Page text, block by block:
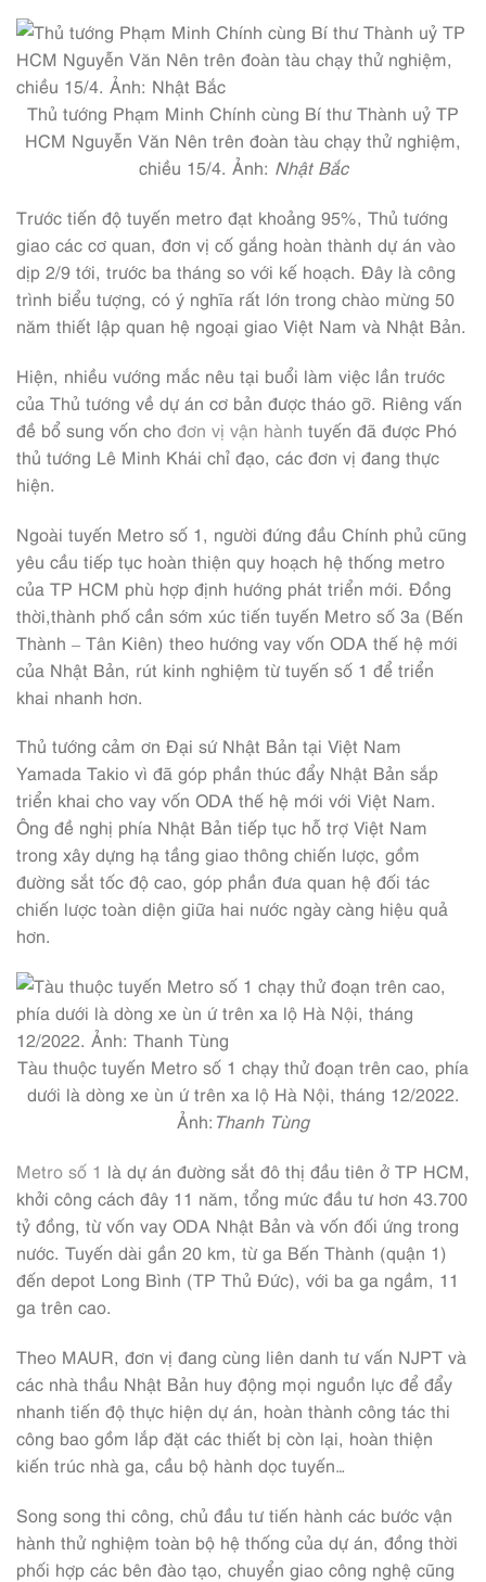
Thủ tướng Phạm Minh Chính cùng Bí thư Thành uỷ TP
HCM Nguyễn Văn Nên trên đoàn tàu chạy thử nghiệm,
chiều 15/4. Ảnh: Nhật Bắc
Trước tiến độ tuyến metro đạt khoảng 95%, Thủ tướng
giao các cơ quan, đơn vị cố gắng hoàn thành dự án vào
dịp 2/9 tới, trước ba tháng so với kế hoạch. Đây là công
trình biểu tượng, có ý nghĩa rất lớn trong chào mừng 50
năm thiết lập quan hệ ngoại giao Việt Nam và Nhật Bản.
Hiện, nhiều vướng mắc nêu tại buổi làm việc lần trước
của Thủ tướng về dự án cơ bản được tháo gỡ. Riêng vấn
đề bổ sung vốn cho đơn vị vận hành tuyến đã được Phó
thủ tướng Lê Minh Khái chỉ đạo, các đơn vị đang thực
hiện.
Ngoài tuyến Metro số 1, người đứng đầu Chính phủ cũng
yêu cầu tiếp tục hoàn thiện quy hoạch hệ thống metro
của TP HCM phù hợp định hướng phát triển mới. Đồng
thời,thành phố cần sớm xúc tiến tuyến Metro số 3a (Bến
Thành – Tân Kiên) theo hướng vay vốn ODA thế hệ mới
của Nhật Bản, rút kinh nghiệm từ tuyến số 1 để triển
khai nhanh hơn.
Thủ tướng cảm ơn Đại sứ Nhật Bản tại Việt Nam
Yamada Takio vì đã góp phần thúc đẩy Nhật Bản sắp
triển khai cho vay vốn ODA thế hệ mới với Việt Nam.
Ông đề nghị phía Nhật Bản tiếp tục hỗ trợ Việt Nam
trong xây dựng hạ tầng giao thông chiến lược, gồm
đường sắt tốc độ cao, góp phần đưa quan hệ đối tác
chiến lược toàn diện giữa hai nước ngày càng hiệu quả
hơn.
Tàu thuộc tuyến Metro số 1 chạy thử đoạn trên cao, phía
dưới là dòng xe ùn ứ trên xa lộ Hà Nội, tháng 12/2022.
Ảnh: Thanh Tùng
Metro số 1 là dự án đường sắt đô thị đầu tiên ở TP HCM,
khởi công cách đây 11 năm, tổng mức đầu tư hơn 43.700
tỷ đồng, từ vốn vay ODA Nhật Bản và vốn đối ứng trong
nước. Tuyến dài gần 20 km, từ ga Bến Thành (quận 1)
đến depot Long Bình (TP Thủ Đức), với ba ga ngầm, 11
ga trên cao.
Theo MAUR, đơn vị đang cùng liên danh tư vấn NJPT và
các nhà thầu Nhật Bản huy động mọi nguồn lực để đẩy
nhanh tiến độ thực hiện dự án, hoàn thành công tác thi
công bao gồm lắp đặt các thiết bị còn lại, hoàn thiện
kiến trúc nhà ga, cầu bộ hành dọc tuyến…
Song song thi công, chủ đầu tư tiến hành các bước vận
hành thử nghiệm toàn bộ hệ thống của dự án, đồng thời
phối hợp các bên đào tạo, chuyển giao công nghệ cũng